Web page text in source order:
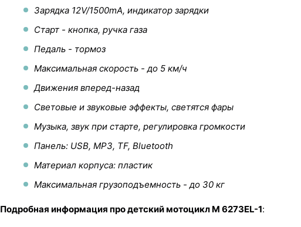
Зарядка 12V/1500mA, индикатор зарядки
Старт - кнопка, ручка газа
Педаль - тормоз
Максимальная скорость - до 5 км/ч
Движения вперед-назад
Световые и звуковые эффекты, светятся фары
Музыка, звук при старте, регулировка громкости
Панель: USB, MP3, TF, Bluetooth
Материал корпуса: пластик
Максимальная грузоподъемность - до 30 кг
Подробная информация про детский мотоцикл M 6273EL-1: